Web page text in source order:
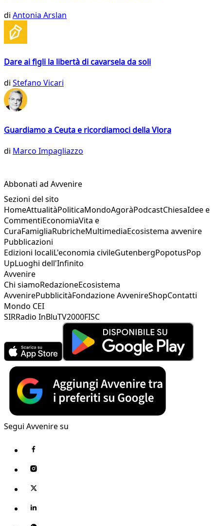
di Antonia Arslan
Dare ai figli la libertà di cavarsela da soli
di Stefano Vicari
Guardiamo a Ceuta e ricordiamoci della Vlora
di Marco Impagliazzo
Abbonati ad Avvenire
Sezioni del sito
HomeAttualitàPoliticaMondoAgoràPodcastChiesaIdee e
CommentiEconomiaVita e
CuraFamigliaRubricheMultimediaEcosistema avvenire
Pubblicazioni
Edizioni localiL'economia civileGutenbergPopotusPop
UpLuoghi dell'Infinito
Avvenire
Chi siamoRedazioneEcosistema
AvvenirePubblicitàFondazione AvvenireShopContatti
Mondo CEI
SIRRadio InBluTV2000FISC
Segui Avvenire su